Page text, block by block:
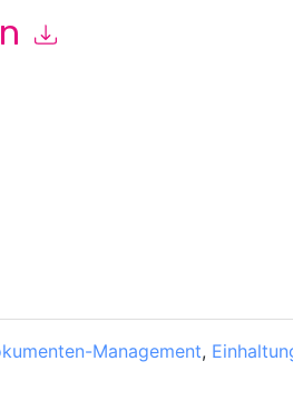
Management,